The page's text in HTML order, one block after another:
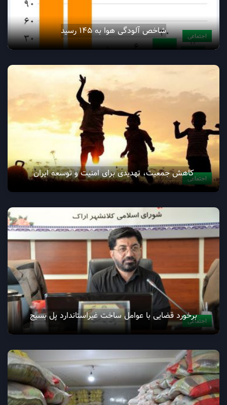
اجتماعی شاخص آلودگی هوا به ۱۴۵ رسید
اجتماعیکاهش جمعیت، تهدیدی برای امنیت و توسعه ایران
اجتماعیبرخورد قضایی با عوامل ساخت غیراستاندارد پل بسیج